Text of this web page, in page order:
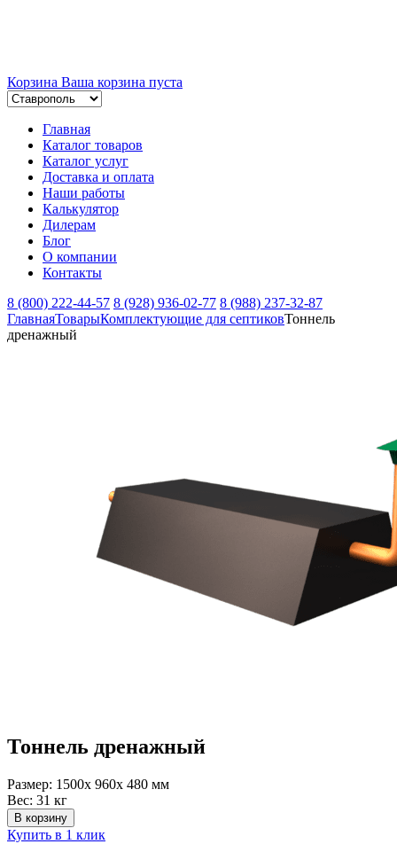
Корзина Ваша корзина пуста
Главная
Каталог товаров
Каталог услуг
Доставка и оплата
Наши работы
Калькулятор
Дилерам
Блог
О компании
Контакты
8 (800) 222-44-57 8 (928) 936-02-77 8 (988) 237-32-87
ГлавнаяТоварыКомплектующие для септиковТоннель
дренажный
Тоннель дренажный
Размер: 1500x 960x 480 мм
Вес: 31 кг
В корзину
Купить в 1 клик